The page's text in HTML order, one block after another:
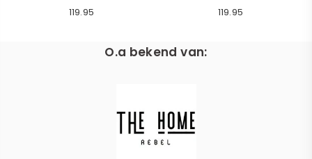
Normale
119.95
Normale
119.95
O.a bekend van: